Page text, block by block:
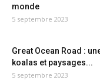
monde
5 septembre 2023
Great Ocean Road :
koalas et paysages...
5 septembre 2023